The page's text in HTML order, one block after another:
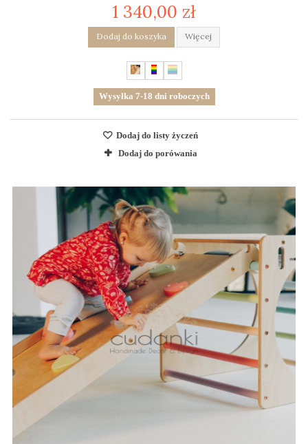
1 340,00 zł
Dodaj do koszyka Więcej
Wysyłka 7-18 dni roboczych
Dodaj do listy życzeń
Dodaj do porówania